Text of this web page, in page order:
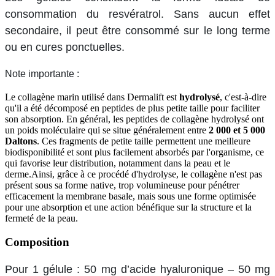
consommation du resvératrol. Sans aucun effet
secondaire, il peut être consommé sur le long terme
ou en cures ponctuelles.
Note importante :
Le collagène marin utilisé dans Dermalift est hydrolysé, c'est-à-dire
qu'il a été décomposé en peptides de plus petite taille pour faciliter
son absorption. En général, les peptides de collagène hydrolysé ont
un poids moléculaire qui se situe généralement entre 2 000 et 5 000
Daltons. Ces fragments de petite taille permettent une meilleure
biodisponibilité et sont plus facilement absorbés par l'organisme, ce
qui favorise leur distribution, notamment dans la peau et le
derme.Ainsi, grâce à ce procédé d'hydrolyse, le collagène n'est pas
présent sous sa forme native, trop volumineuse pour pénétrer
efficacement la membrane basale, mais sous une forme optimisée
pour une absorption et une action bénéfique sur la structure et la
fermeté de la peau.
Composition
Pour 1 gélule : 50 mg d’acide hyaluronique – 50 mg